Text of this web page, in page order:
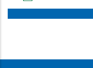
PÁGINA